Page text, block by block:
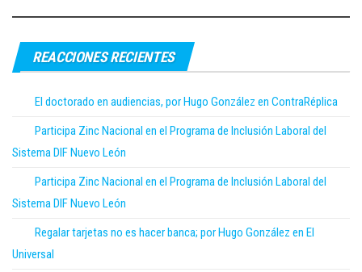
REACCIONES RECIENTES
El doctorado en audiencias, por Hugo González en ContraRéplica
Participa Zinc Nacional en el Programa de Inclusión Laboral del
Sistema DIF Nuevo León
Participa Zinc Nacional en el Programa de Inclusión Laboral del
Sistema DIF Nuevo León
Regalar tarjetas no es hacer banca; por Hugo González en El
Universal